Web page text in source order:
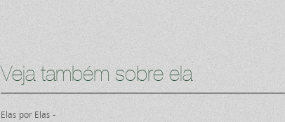
Veja também sobre ela
Elas por Elas -